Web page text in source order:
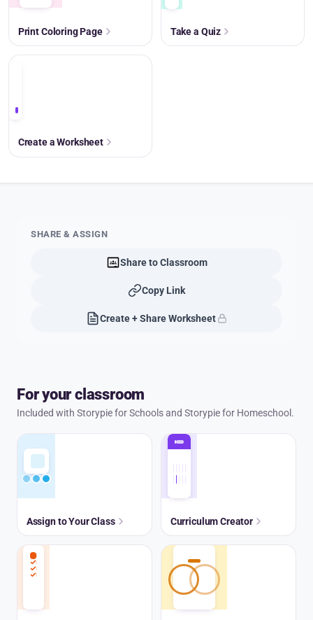
Print Coloring Page Take a Quiz
Create a Worksheet
SHARE & ASSIGN
Share to Classroom
Copy Link
Create + Share Worksheet
For your classroom
Included with Storypie for Schools and Storypie for Homeschool.
Assign to Your Class Curriculum Creator